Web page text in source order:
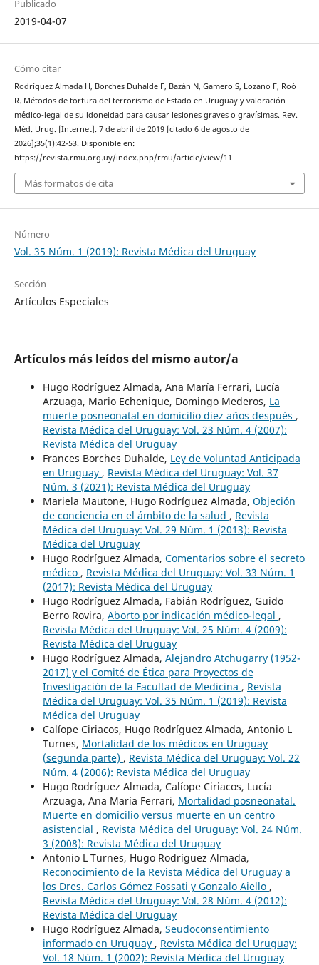
Publicado
2019-04-07
Cómo citar
Rodríguez Almada H, Borches Duhalde F, Bazán N, Gamero S, Lozano F, Roó
R. Métodos de tortura del terrorismo de Estado en Uruguay y valoración
médico-legal de su idoneidad para causar lesiones graves o gravísimas. Rev.
Méd. Urug. [Internet]. 7 de abril de 2019 [citado 6 de agosto de
2026];35(1):42-53. Disponible en:
https://revista.rmu.org.uy/index.php/rmu/article/view/11
Más formatos de cita
Número
Vol. 35 Núm. 1 (2019): Revista Médica del Uruguay
Sección
Artículos Especiales
Artículos más leídos del mismo autor/a
Hugo Rodríguez Almada, Ana María Ferrari, Lucía
Arzuaga, Mario Echenique, Domingo Mederos, La
muerte posneonatal en domicilio diez años después ,
Revista Médica del Uruguay: Vol. 23 Núm. 4 (2007):
Revista Médica del Uruguay
Frances Borches Duhalde, Ley de Voluntad Anticipada
en Uruguay , Revista Médica del Uruguay: Vol. 37
Núm. 3 (2021): Revista Médica del Uruguay
Mariela Mautone, Hugo Rodríguez Almada, Objeción
de conciencia en el ámbito de la salud , Revista
Médica del Uruguay: Vol. 29 Núm. 1 (2013): Revista
Médica del Uruguay
Hugo Rodríguez Almada, Comentarios sobre el secreto
médico , Revista Médica del Uruguay: Vol. 33 Núm. 1
(2017): Revista Médica del Uruguay
Hugo Rodríguez Almada, Fabián Rodríguez, Guido
Berro Rovira, Aborto por indicación médico-legal ,
Revista Médica del Uruguay: Vol. 25 Núm. 4 (2009):
Revista Médica del Uruguay
Hugo Rodríguez Almada, Alejandro Atchugarry (1952-
2017) y el Comité de Ética para Proyectos de
Investigación de la Facultad de Medicina , Revista
Médica del Uruguay: Vol. 35 Núm. 1 (2019): Revista
Médica del Uruguay
Calíope Ciriacos, Hugo Rodríguez Almada, Antonio L
Turnes, Mortalidad de los médicos en Uruguay
(segunda parte) , Revista Médica del Uruguay: Vol. 22
Núm. 4 (2006): Revista Médica del Uruguay
Hugo Rodríguez Almada, Calíope Ciriacos, Lucía
Arzuaga, Ana María Ferrari, Mortalidad posneonatal.
Muerte en domicilio versus muerte en un centro
asistencial , Revista Médica del Uruguay: Vol. 24 Núm.
3 (2008): Revista Médica del Uruguay
Antonio L Turnes, Hugo Rodríguez Almada,
Reconocimiento de la Revista Médica del Uruguay a
los Dres. Carlos Gómez Fossati y Gonzalo Aiello ,
Revista Médica del Uruguay: Vol. 28 Núm. 4 (2012):
Revista Médica del Uruguay
Hugo Rodríguez Almada, Seudoconsentimiento
informado en Uruguay , Revista Médica del Uruguay:
Vol. 18 Núm. 1 (2002): Revista Médica del Uruguay